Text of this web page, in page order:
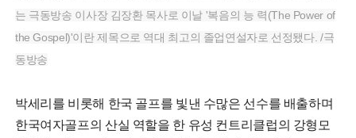
는 극동방송 이사장 김장환 목사로 이날 '복음의 능 력(The Power of
the Gospel)'이란 제목으로 역대 최고의 졸업연설자로 선정됐다. /극
동방송
박세리를 비롯해 한국 골프를 빛낸 수많은 선수를 배출하며
한국여자골프의 산실 역할을 한 유성 컨트리클럽의 강형모